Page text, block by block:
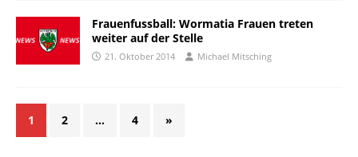
Frauenfussball: Wormatia Frauen treten
weiter auf der Stelle
21. Oktober 2014 Michael Mitsching
1 2 … 4 »